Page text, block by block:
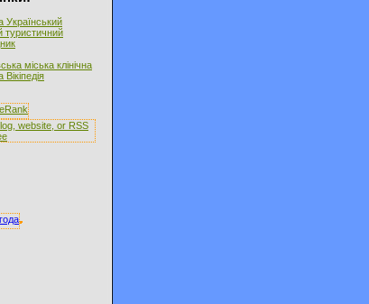
Український
туристичний
міська клінічна